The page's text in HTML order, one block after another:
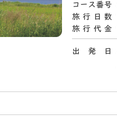
コース番号
旅行日数
旅行代金
出 発 日